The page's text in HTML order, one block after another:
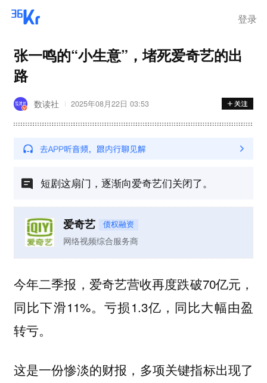
登录
张一鸣的“小生意”，堵死爱奇艺的出
路
数读社 2025年08月22日 03:53
短剧这扇门，逐渐向爱奇艺们关闭了。
爱奇艺 债权融资
网络视频综合服务商
今年二季报，爱奇艺营收再度跌破70亿元，
同比下滑11%。亏损1.3亿，同比大幅由盈
转亏。
这是一份惨淡的财报，多项关键指标出现了